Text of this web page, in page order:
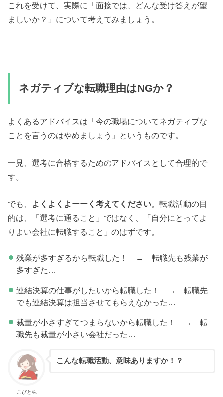
これを受けて、実際に「面接では、どんな受け答えが望
ましいか？」について考えてみましょう。
ネガティブな転職理由はNGか？
よくあるアドバイスは「今の職場についてネガティブな
ことを言うのはやめましょう」というものです。
一見、選考に合格するためのアドバイスとして合理的で
す。
でも、 よくよくよーーく考えてください。転職活動の目
的は、「選考に通ること」ではなく、「自分にとってよ
りよい会社に転職すること」のはずです。
残業が多すぎるから転職した！ → 転職先も残業が
多すぎた…
連結決算の仕事がしたいから転職した！ → 転職先
でも連結決算は担当させてもらえなかった…
裁量が小さすぎてつまらないから転職した！ → 転
職先も裁量が小さい会社だった…
こびと株
こんな転職活動、意味ありますか！？